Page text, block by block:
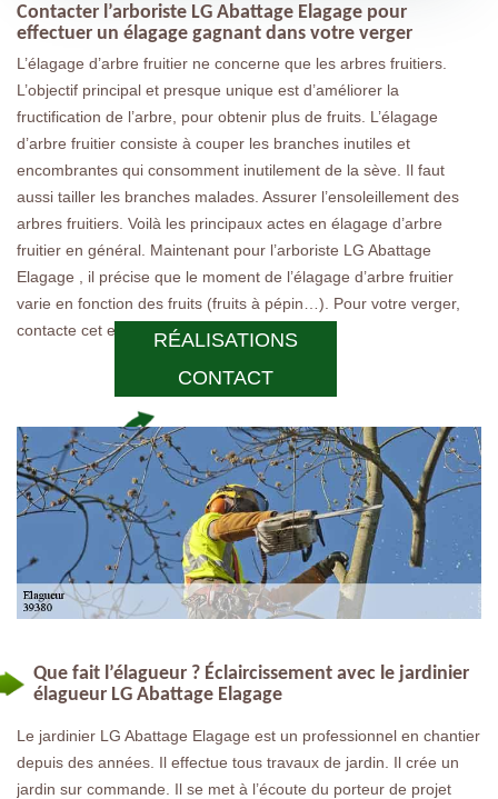
RÉALISATIONS
CONTACT
Contacter l’arboriste LG Abattage Elagage pour
effectuer un élagage gagnant dans votre verger
L’élagage d’arbre fruitier ne concerne que les arbres fruitiers.
L’objectif principal et presque unique est d’améliorer la
fructification de l’arbre, pour obtenir plus de fruits. L’élagage
d’arbre fruitier consiste à couper les branches inutiles et
encombrantes qui consomment inutilement de la sève. Il faut
aussi tailler les branches malades. Assurer l’ensoleillement des
arbres fruitiers. Voilà les principaux actes en élagage d’arbre
fruitier en général. Maintenant pour l’arboriste LG Abattage
Elagage , il précise que le moment de l’élagage d’arbre fruitier
varie en fonction des fruits (fruits à pépin…). Pour votre verger,
contacte cet expert.
Que fait l’élagueur ? Éclaircissement avec le jardinier
élagueur LG Abattage Elagage
Le jardinier LG Abattage Elagage est un professionnel en chantier
depuis des années. Il effectue tous travaux de jardin. Il crée un
jardin sur commande. Il se met à l’écoute du porteur de projet